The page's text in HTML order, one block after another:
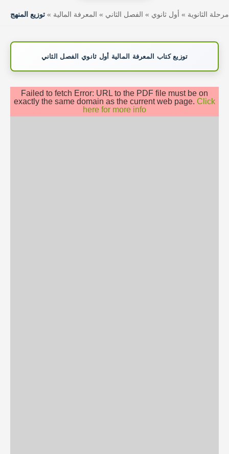
مرحلة الثانوية » أول ثانوي » الفصل الثاني » المعرفة المالية » توزيع المنهج
توزيع كتاب المعرفة المالية أول ثانوي الفصل الثاني
Failed to fetch Error: URL to the PDF file must be on
exactly the same domain as the current web page. Click
here for more info